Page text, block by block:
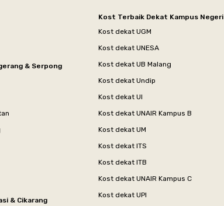
& Serpong
& Cikarang
Kost Terbaik Dekat Kampus Negeri
Kost dekat UGM
Kost dekat UNESA
Kost dekat UB Malang
Kost dekat Undip
Kost dekat UI
Kost dekat UNAIR Kampus B
Kost dekat UM
Kost dekat ITS
Kost dekat ITB
Kost dekat UNAIR Kampus C
Kost dekat UPI